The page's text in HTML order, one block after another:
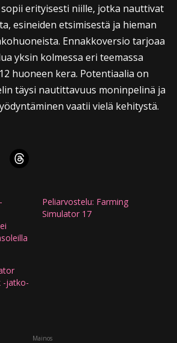
sopii erityisesti niille, jotka nauttivat
esineiden etsimisestä ja hieman
Ennakkoversio tarjoaa
yksin kolmessa eri teemassa
huoneen kera. Potentiaalia on
täysi nautittavuus moninpelinä ja
vaatii vielä kehitystä.
Peliarvostelu: Farming
Simulator 17
-jatko-
Mainos